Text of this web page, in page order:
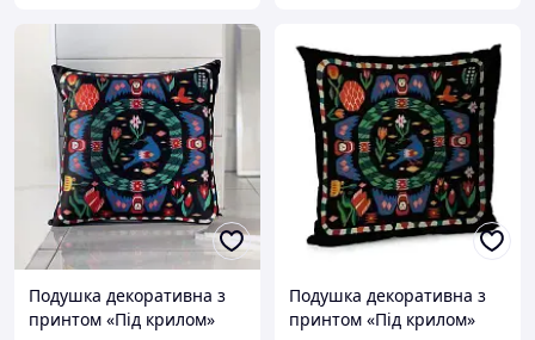
Подушка декоративна з
принтом «Під крилом»
Подушка декоративна з
принтом «Під крилом»